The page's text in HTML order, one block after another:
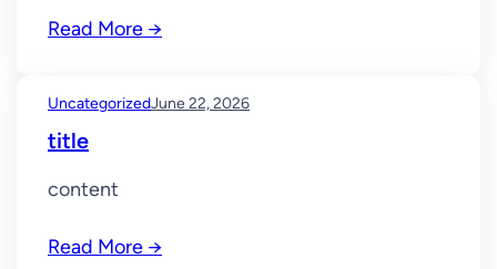
Professional Customer Support Services
a legitimate gaming destination requires
comprehending the core principles of
operator verification. Legitimate operators
maintain licenses from reputable regulatory
operational standards. Such…
Read More →
UncategorizedJune 22, 2026
title
content
Read More →